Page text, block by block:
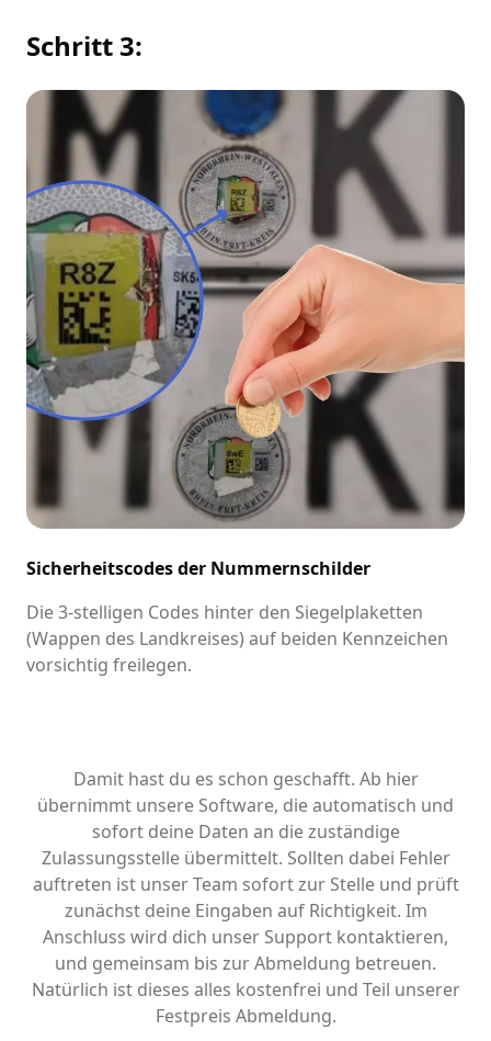
Schritt 3:
Sicherheitscodes der Nummernschilder
Die 3-stelligen Codes hinter den Siegelplaketten
(Wappen des Landkreises) auf beiden Kennzeichen
vorsichtig freilegen.
Damit hast du es schon geschafft. Ab hier
übernimmt unsere Software, die automatisch und
sofort deine Daten an die zuständige
Zulassungsstelle übermittelt. Sollten dabei Fehler
auftreten ist unser Team sofort zur Stelle und prüft
zunächst deine Eingaben auf Richtigkeit. Im
Anschluss wird dich unser Support kontaktieren,
und gemeinsam bis zur Abmeldung betreuen.
Natürlich ist dieses alles kostenfrei und Teil unserer
Festpreis Abmeldung.